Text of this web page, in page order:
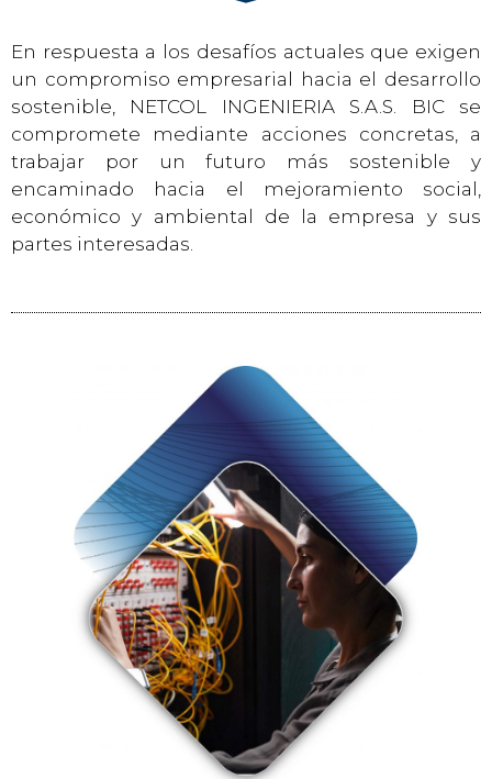
En respuesta a los desafíos actuales que exigen
un compromiso empresarial hacia el desarrollo
sostenible, NETCOL INGENIERIA S.A.S. BIC se
compromete mediante acciones concretas, a
trabajar por un futuro más sostenible y
encaminado hacia el mejoramiento social,
económico y ambiental de la empresa y sus
partes interesadas.